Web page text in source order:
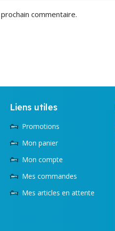
commentaire.
Liens utiles
Promotions
Mon panier
Mon compte
Mes commandes
Mes articles en attente